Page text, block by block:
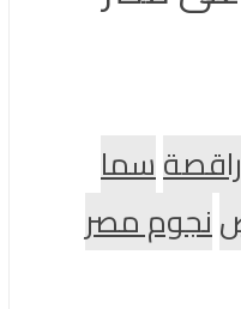
راقصةسما
نجوم مصر